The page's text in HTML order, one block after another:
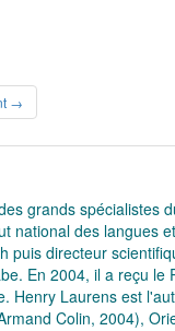
→
grands spécialistes
des langues
directeur
En 2004, il a reçu
Laurens est
Colin, 2004),